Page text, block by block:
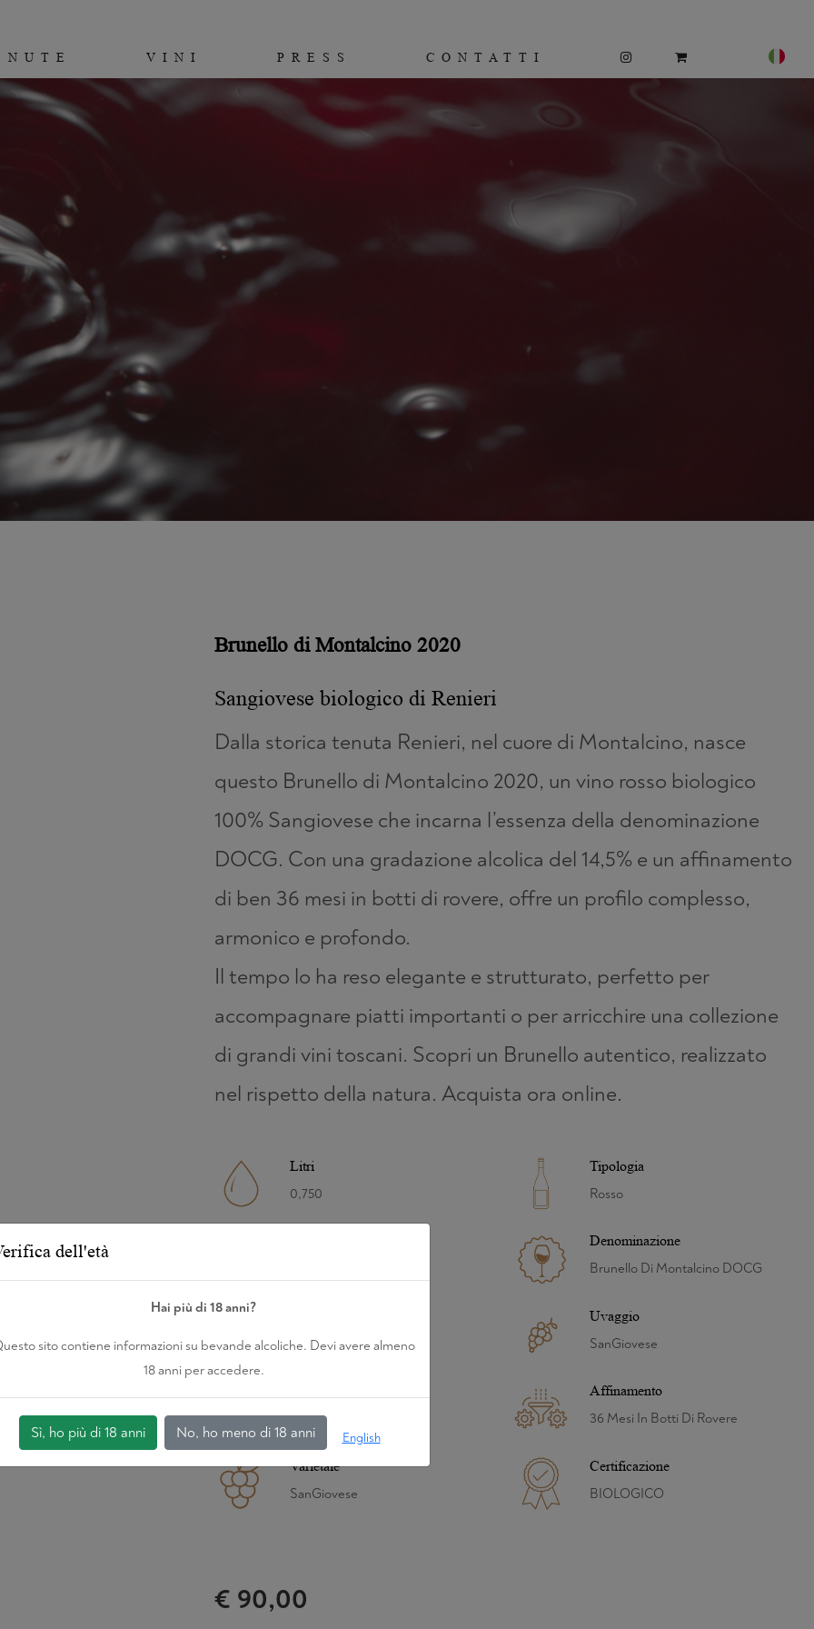
VINI PRESS CONTATTI
Brunello di Montalcino 2020
Sangiovese biologico di Renieri
Dalla storica tenuta Renieri, nel cuore di Montalcino, nasce
questo Brunello di Montalcino 2020, un vino rosso biologico
100% Sangiovese che incarna l’essenza della denominazione
DOCG. Con una gradazione alcolica del 14,5% e un affinamento
di ben 36 mesi in botti di rovere, offre un profilo complesso,
armonico e profondo.
Il tempo lo ha reso elegante e strutturato, perfetto per
accompagnare piatti importanti o per arricchire una collezione
di grandi vini toscani. Scopri un Brunello autentico, realizzato
nel rispetto della natura. Acquista ora online.
Litri
0,750
Tipologia
Rosso
Denominazione
Brunello Di Montalcino DOCG
2020
Uvaggio
SanGiovese
14,5
Affinamento
36 Mesi In Botti Di Rovere
Varietale
SanGiovese
Certificazione
BIOLOGICO
€ 90,00
dell'età
Hai più di 18 anni?
sito contiene informazioni su bevande alcoliche. Devi avere almeno
18 anni per accedere.
Sì, ho più di 18 anni No, ho meno di 18 anni English